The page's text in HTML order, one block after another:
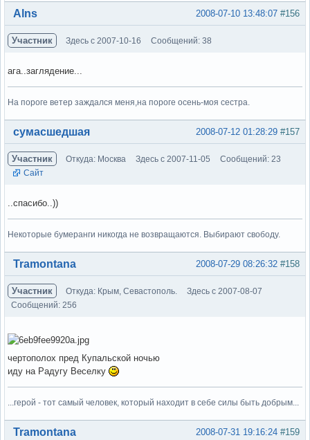
Вне форума #156
2008-07-10 13:48:07
Alns
Участник Здесь с 2007-10-16 Сообщений: 38
ага..заглядение...
На пороге ветер заждался меня,на пороге осень-моя сестра.
Вне форума #157
2008-07-12 01:28:29
сумасшедшая
Участник Откуда: Москва Здесь с 2007-11-05
Сообщений: 23
Сайт
..спасибо..))
Некоторые бумеранги никогда не возвращаются. Выбирают свободу.
Вне форума #158
2008-07-29 08:26:32
Tramontana
Участник Откуда: Крым, Севастополь.
Здесь с 2007-08-07
Сообщений: 256
чертополох пред Купальской ночью
иду на Радугу Веселку
...герой - тот самый человек, который находит в себе силы быть добрым...
Вне форума #159
2008-07-31 19:16:24
Tramontana